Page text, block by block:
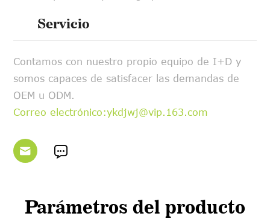
Servicio
Contamos con nuestro propio equipo de I+D y
somos capaces de satisfacer las demandas de
OEM u ODM.
Correo electrónico:ykdjwj@vip.163.com
 
Parámetros del producto